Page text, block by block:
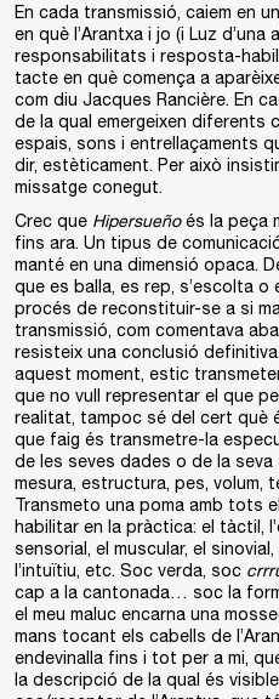
En cada transmissió, caiem en
en què l’Arantxa i jo (i Luz
responsabilitats i resposta-
tacte en què comença a
com diu Jacques Rancière. En
de la qual emergeixen diferents
espais, sons i entrellaçaments
dir, estèticament. Per això
missatge conegut.
Crec que Hipersueñoés la peça
fins ara. Un tipus de
manté en una dimensió opaca.
que es balla, es rep, s’escolta o
procés de reconstituir-se a si
transmissió, com comentava
resisteix una conclusió
aquest moment, estic
que no vull representar el que
realitat, tampoc sé del cert què
que faig és transmetre-la
de les seves dades o de la seva
mesura, estructura, pes, volum,
Transmeto una poma amb tots
habilitar en la pràctica: el tàctil,
sensorial, el muscular, el
l’intuïtiu, etc. Soc verda, soc
cap a la cantonada… soc la
el meu maluc encarna una
mans tocant els cabells de
endevinalla fins i tot per a mi,
la descripció de la qual és